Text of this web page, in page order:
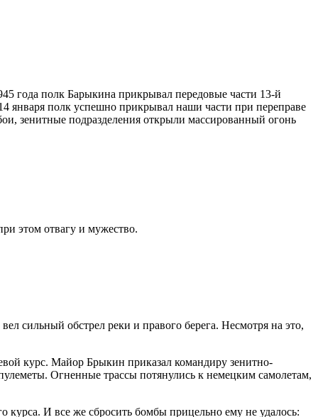
года полк Барыкина прикрывал передовые части 13-й
января полк успешно прикрывал наши части при переправе
зенитные подразделения открыли массированный огонь
этом отвагу и мужество.
сильный обстрел реки и правого берега. Несмотря на это,
курс. Майор Брыкин приказал командиру зенитно-
Огненные трассы потянулись к немецким самолетам,
И все же сбросить бомбы прицельно ему не удалось: